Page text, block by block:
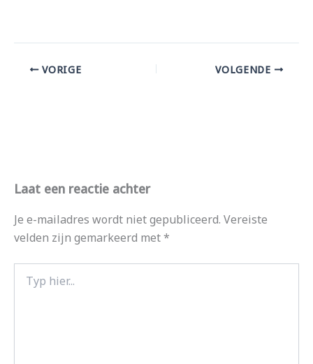
VORIGE VOLGENDE
Laat een reactie achter
Je e-mailadres wordt niet gepubliceerd. Vereiste
velden zijn gemarkeerd met*
hier...